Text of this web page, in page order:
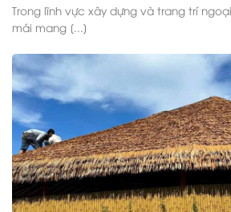
Trong lĩnh vực xây dựng và trang trí
mái mang [...]